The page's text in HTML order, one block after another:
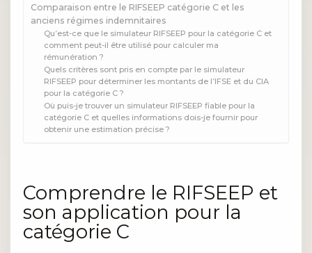
Comparaison entre le RIFSEEP catégorie C et les
anciens régimes indemnitaires
Qu’est-ce que le simulateur RIFSEEP pour la catégorie C et
comment peut-il être utilisé pour calculer ma
rémunération ?
Quels critères sont pris en compte par le simulateur
RIFSEEP pour déterminer les montants de l’IFSE et du CIA
pour la catégorie C ?
Où puis-je trouver un simulateur RIFSEEP fiable pour la
catégorie C et quelles informations dois-je fournir pour
obtenir une estimation précise ?
Comprendre le RIFSEEP et
son application pour la
catégorie C